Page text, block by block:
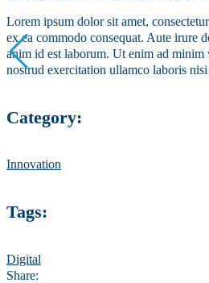
Lorem ipsum dolor sit amet,
ex ea commodo consequat. Aute irure
anim id est laborum. Ut enim ad
nostrud exercitation ullamco laboris
Category:
Innovation
Tags:
Digital
Share: